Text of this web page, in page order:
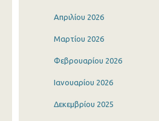
Απριλίου 2026
Μαρτίου 2026
Φεβρουαρίου 2026
Ιανουαρίου 2026
Δεκεμβρίου 2025